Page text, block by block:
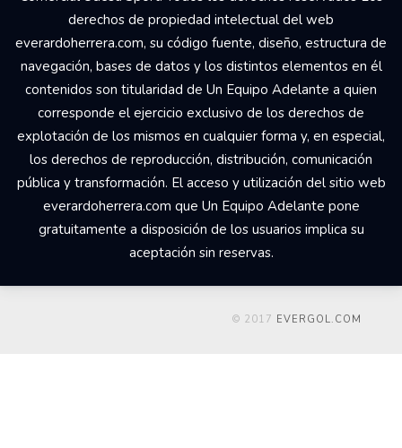
derechos de propiedad intelectual del web
everardoherrera.com, su código fuente, diseño, estructura de
navegación, bases de datos y los distintos elementos en él
contenidos son titularidad de Un Equipo Adelante a quien
corresponde el ejercicio exclusivo de los derechos de
explotación de los mismos en cualquier forma y, en especial,
los derechos de reproducción, distribución, comunicación
pública y transformación. El acceso y utilización del sitio web
everardoherrera.com que Un Equipo Adelante pone
gratuitamente a disposición de los usuarios implica su
aceptación sin reservas.
© 2017 EVERGOL.COM